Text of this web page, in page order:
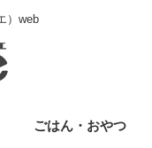
）web
ごはん・おやつ